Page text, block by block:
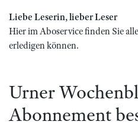
Liebe Leserin, lieber Leser
Hier im Aboservice finden Sie
erledigen können.
Urner
Abonnement